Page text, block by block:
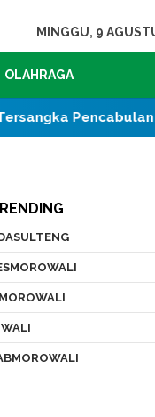
MINGGU, 9
OLAHRAGA
Tiga Siswi SD